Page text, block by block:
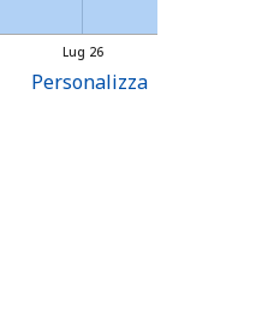
Lug 26
Personalizza